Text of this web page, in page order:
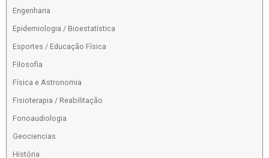
Engenharia
Epidemiologia / Bioestatística
Esportes / Educação Física
Filosofia
Física e Astronomia
Fisioterapia / Reabilitação
Fonoaudiologia
Geociencias
História